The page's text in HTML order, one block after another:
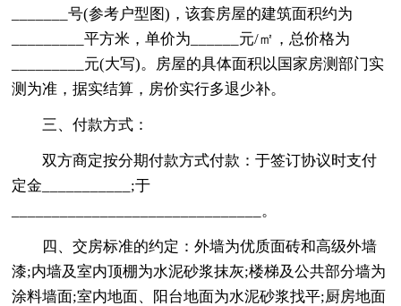
_______号(参考户型图)，该套房屋的建筑面积约为
_________平方米，单价为______元/㎡，总价格为
_________元(大写)。房屋的具体面积以国家房测部门实
测为准，据实结算，房价实行多退少补。
三、付款方式：
双方商定按分期付款方式付款：于签订协议时支付
定金___________;于
_______________________________。
四、交房标准的约定：外墙为优质面砖和高级外墙
漆;内墙及室内顶棚为水泥砂浆抹灰;楼梯及公共部分墙为
涂料墙面;室内地面、阳台地面为水泥砂浆找平;厨房地面